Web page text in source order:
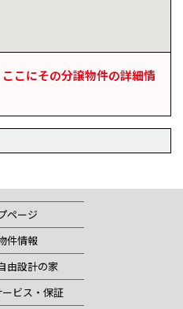
こにその分譲物件の詳細情
ページ
件情報
由設計の家
ビス・保証